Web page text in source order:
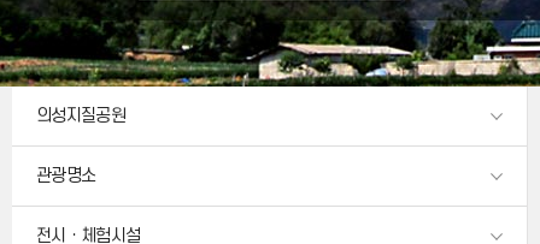
의성지질공원
관광명소
전시ㆍ체험시설